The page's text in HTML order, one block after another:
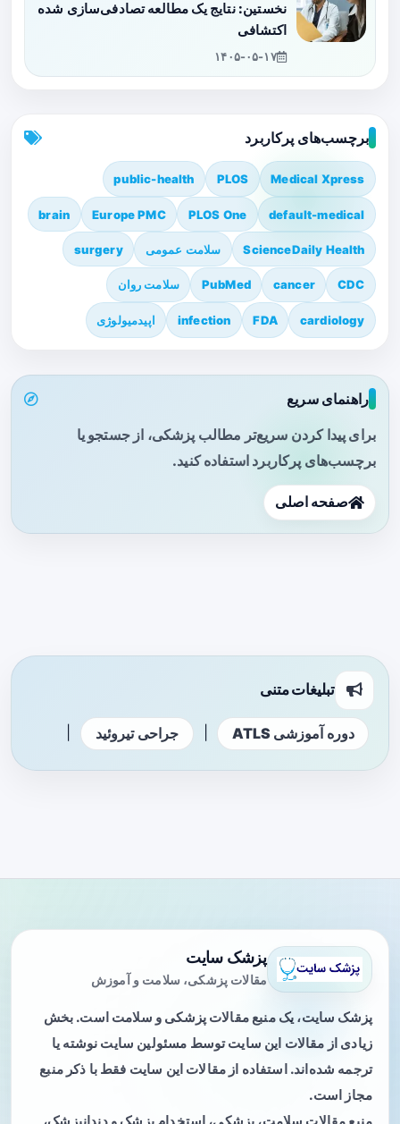
نخستین: نتایج یک مطالعه تصادفی‌سازی شده
اکتشافی
۱۴۰۵-۰۵-۱۷
برچسب‌های پرکاربرد
Medical Xpress
PLOS
public-health
default-medical
PLOS One
Europe PMC
brain
ScienceDaily Health سلامت عمومی surgery
CDC
cancer
PubMed سلامت روان
cardiology
FDA
infection اپیدمیولوژی
راهنمای سریع
برای پیدا کردن سریع‌تر مطالب پزشکی، از جستجو یا
برچسب‌های پرکاربرد استفاده کنید.
صفحه اصلی
تبلیغات متنی
دوره آموزشی ATLS جراحی تیروئید
پزشک سایت
مقالات پزشکی، سلامت و آموزش
پزشک سایت، یک منبع مقالات پزشکی و سلامت است. بخش
زیادی از مقالات این سایت توسط مسئولین سایت نوشته یا
ترجمه شده‌اند. استفاده از مقالات این سایت فقط با ذکر منبع
مجاز است.
منبع مقالات سلامت، پزشکی، استخدام پزشک و دندانپزشک،